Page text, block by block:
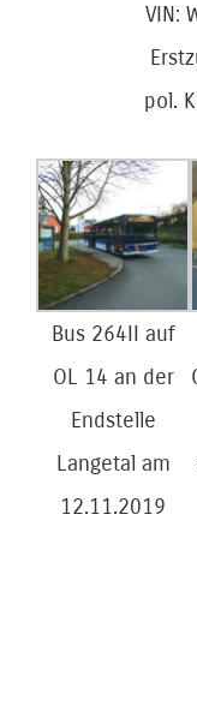
VIN:
pol.
Bus 264II auf
OL 14 an der
Endstelle
Langetal am
12.11.2019